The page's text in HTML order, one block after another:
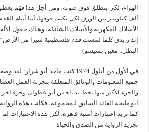
الهواء، لكي ينطلق فوق صوته، ومن أجل هذا فَهُم
ألف كيلومتر من الورق لكي يكتب فوقها، أما أمام
الأسلاك المكهربة والأسلاك الشائكة، وهناك حقول
إنذار يدق كلما لمست قدم فلسطينية شبرا من
البطل.. معين بسيسو)
في الأول من أيلول 1974 كتب ماجد أبو
جميع المعلومات والوثائق المتعلقة بتجربة العمل
والجزء الأكبر منها بخط يد باجس أبو عطوان وجزء
ابو مليحة القائد السابق للمجموعة، فكانت هذه
كما نريد اعتبارات أمنية قاهرة، لكن هذه الاعتبارات
تجريد الرواية من الصدق والحياة.